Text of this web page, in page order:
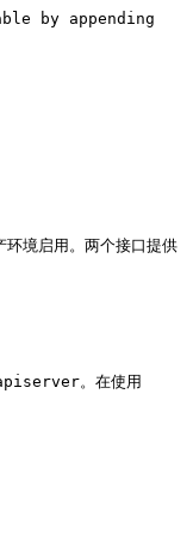
by appending
启用。两个接口提供
。在使用